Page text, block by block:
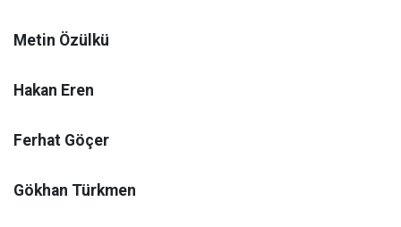
Metin Özülkü
Hakan Eren
Ferhat Göçer
Gökhan Türkmen